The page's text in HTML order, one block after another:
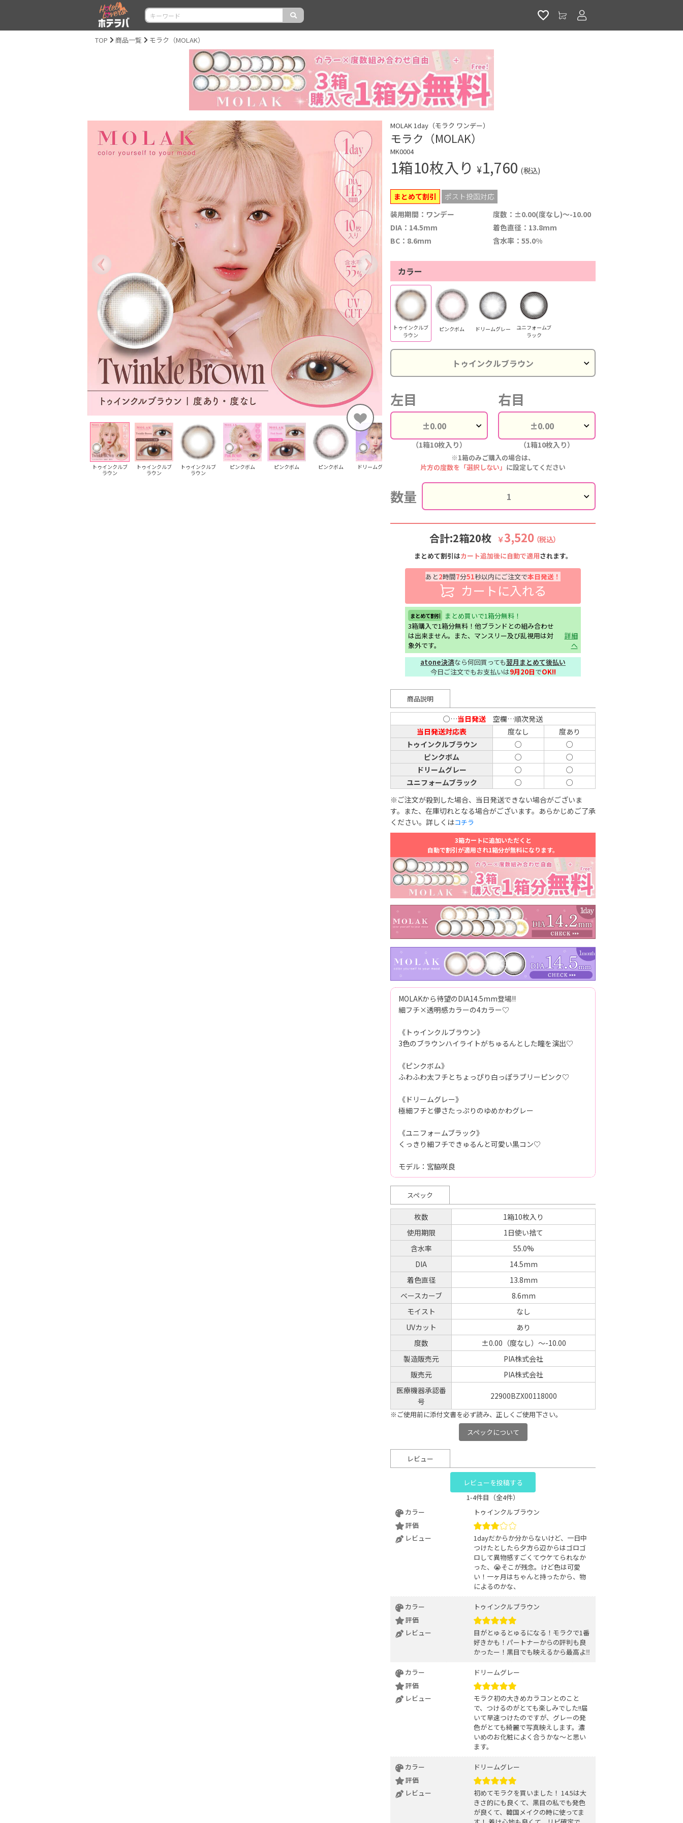
TOP 商品一覧 モラク（MOLAK）
トゥインクルブ
ラウン
トゥインクルブ
ラウン
トゥインクルブ
ラウン
ピンクボム ピンクボム ピンクボム ドリームグレー ドリームグレー ドリームグレー
ユニフォームブ
ラック
ユニフォームブ
ラック
MOLAK 1day（モラク ワンデー）
モラク（MOLAK）
MK0004
1箱10枚入り ¥1,760 (税込)
まとめて割引
ポスト投函対応
装用期間：ワンデー
度数：±0.00(度なし)～-10.00
DIA：14.5mm
着色直径：13.8mm
BC：8.6mm
含水率：55.0%
カラー
トゥインクルブ
ラウン
ピンクボム ドリームグレー
ユニフォームブ
ラック
左目
（1箱10枚入り）
右目
（1箱10枚入り）
※1箱のみご購入の場合は、
片方の度数を「選択しない」 に設定してください
数量
合計:2箱20枚 ￥3,520 （税込）
まとめて割引はカート追加後に自動で適用されます。
あと2時間7分50秒以内にご注文で本日発送！
カートに入れる
まとめて割引
まとめ買いで1箱分無料！
3箱購入で1箱分無料！他ブランドとの組み合わせ
は出来ません。また、マンスリー及び乱視用は対
象外です。
詳細
へ
atone決済なら何回買っても翌月まとめて後払い
今日ご注文でもお支払いは9月20日でOK!!
商品説明
○…当日発送 空欄…順次発送
当日発送対応表
度なし
度あり
トゥインクルブラウン
○
○
ピンクボム
○
○
ドリームグレー
○
○
ユニフォームブラック
○
○
※ご注文が殺到した場合、当日発送できない場合がございま
す。また、在庫切れとなる場合がございます。あらかじめご了承
ください。詳しくはコチラ
3箱カートに追加いただくと
自動で割引が適用され1箱分が無料になります。
MOLAKから待望のDIA14.5mm登場!!
細フチ×透明感カラーの4カラー♡
《トゥインクルブラウン》
3色のブラウンハイライトがちゅるんとした瞳を演出♡
《ピンクボム》
ふわふわ太フチとちょっぴり白っぽラブリーピンク♡
《ドリームグレー》
極細フチと儚さたっぷりのゆめかわグレー
《ユニフォームブラック》
くっきり細フチできゅるんと可愛い黒コン♡
モデル：宮脇咲良
スペック
枚数
1箱10枚入り
使用期限
1日使い捨て
含水率
55.0%
DIA
14.5mm
着色直径
13.8mm
ベースカーブ
8.6mm
モイスト
なし
UVカット
あり
度数
±0.00（度なし）～-10.00
製造販売元
PIA株式会社
販売元
PIA株式会社
医療機器承認番
号
22900BZX00118000
※ご使用前に添付文書を必ず読み、正しくご使用下さい。
スペックについて
レビュー
レビューを投稿する
1-4件目（全4件）
カラー
トゥインクルブラウン
評価
レビュー
1dayだからか分からないけど、一日中
つけたとしたら夕方ら辺からはゴロゴ
ロして異物感すごくてウケてられなか
った、😭そこが残念。けど色は可愛
い！一ヶ月はちゃんと持ったから、物
によるのかな、
カラー
トゥインクルブラウン
評価
レビュー
目がとゅるとゅるになる！モラクで1番
好きかも！パートナーからの評判も良
かったー！黒目でも映えるから最高よ‼️
カラー
ドリームグレー
評価
レビュー
モラク初の大きめカラコンとのこと
で、つけるのがとても楽しみでした!!届
いて早速つけたのですが、グレーの発
色がとても綺麗で写真映えします。濃
いめのお化粧によく合うかな〜と思い
ます。
カラー
ドリームグレー
評価
レビュー
初めてモラクを買いました！ 14.5は大
きさ的にも良くて、黒目の私でも発色
が良くて、韓国メイクの時に使ってま